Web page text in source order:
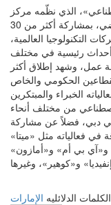
الذي نظّمه مركز
دبي لاستخدامات الذكاء الاصطناعي العام الماضي، بمشاركة أكثر من 30
التكنولوجيا العالمية،
وأبرز الشركات الناشئة الواعدة، تضمّن 10 أحداث رئيسية في مختلف
وورشة عمل، وشهد إطلاق أكثر
القطاعين الحكومي والخاص
الخبراء والمبتكرين
من مختلف أنحاء
دبي، فضلاً عن مشاركة
في فعالياته مثل «ميتا»
بي أم» و«أمازون»
الكلمات الدلائليه الإمارات